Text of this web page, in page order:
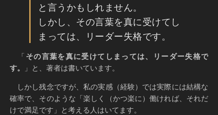
と言うかもしれません。
しかし、その言葉を真に受けてし
まっては、リーダー失格です。
「 その言葉を真に受けてしまっては、リーダー失格で
す。
」と、著者は書いています。
しかし残念ですが、私の実感（経験）では実際には結構な
確率で、そのような「楽しく（かつ楽に）働ければ、それだ
けで満足です」と考える人はいてます。